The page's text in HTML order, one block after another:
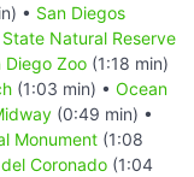
• San Diegos
Natural Reserve
Diego Zoo (1:18 min)
(1:03 min) • Ocean
(0:49 min) •
Monument (1:08
Coronado (1:04